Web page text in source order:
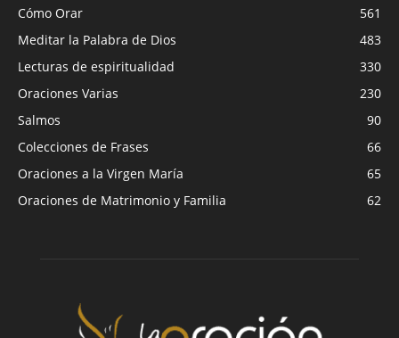
Cómo Orar
561
Meditar la Palabra de Dios
483
Lecturas de espiritualidad
330
Oraciones Varias
230
Salmos
90
Colecciones de Frases
66
Oraciones a la Virgen María
65
Oraciones de Matrimonio y Familia
62